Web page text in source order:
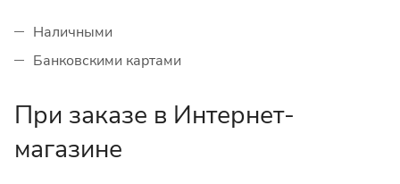
Наличными
Банковскими картами
При заказе в Интернет-
магазине